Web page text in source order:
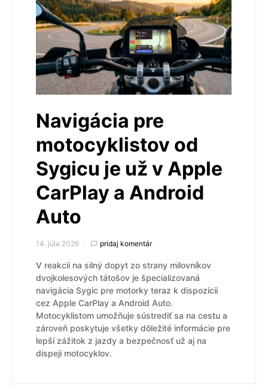
Navigácia pre
motocyklistov od
Sygicu je už v Apple
CarPlay a Android
Auto
14. júla 2026 pridaj komentár
V reakcii na silný dopyt zo strany milovníkov
dvojkolesových tátošov je špecializovaná
navigácia Sygic pre motorky teraz k dispozícii
cez Apple CarPlay a Android Auto.
Motocyklistom umožňuje sústrediť sa na cestu a
zároveň poskytuje všetky dôležité informácie pre
lepší zážitok z jazdy a bezpečnosť už aj na
dispeji motocyklov.